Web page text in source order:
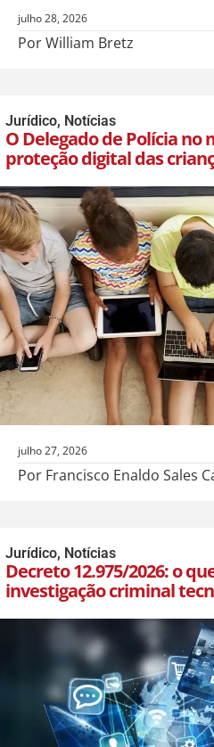
julho 28, 2026
Por William Bretz
Jurídico, Notícias
O Delegado de Polícia no
proteção digital das
julho 27, 2026
Por Francisco Enaldo Sales
Jurídico, Notícias
Decreto 12.975/2026: o
investigação criminal